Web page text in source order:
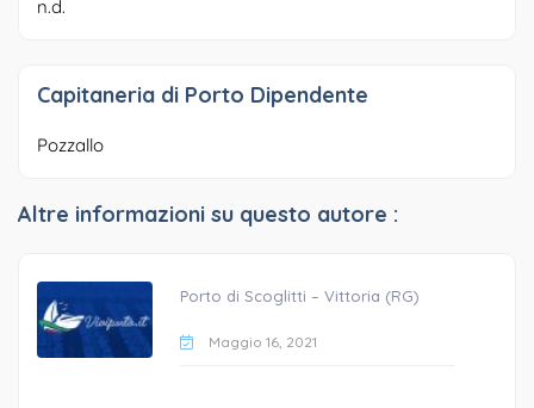
n.d.
Capitaneria di Porto Dipendente
Pozzallo
Altre informazioni su questo autore :
Porto di Scoglitti – Vittoria (RG)
Maggio 16, 2021